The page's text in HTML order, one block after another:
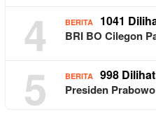
4 BERITA 1041
BRI BO Cilegon
5 BERITA 998 Dilihat
Presiden